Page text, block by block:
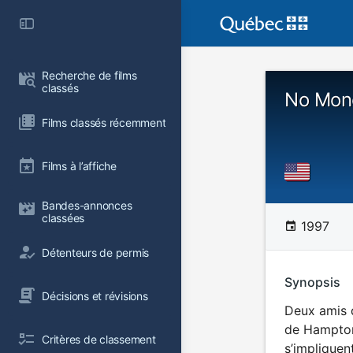
Recherche de films
classés
Films classés récemment
Films à l’affiche
Bandes-annonces
classées
Détenteurs de permis
Décisions et révisions
Critères de classement
No
1997
Synopsis
Deux amis
de